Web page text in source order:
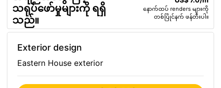
သရုပ်ဖော်မှုများကို ရရှိ
သည်။
နောက်ထပ် renders များကို
တစ်ပြိုင်နက် ဖန်တီးပါ။
Exterior design
Eastern House exterior